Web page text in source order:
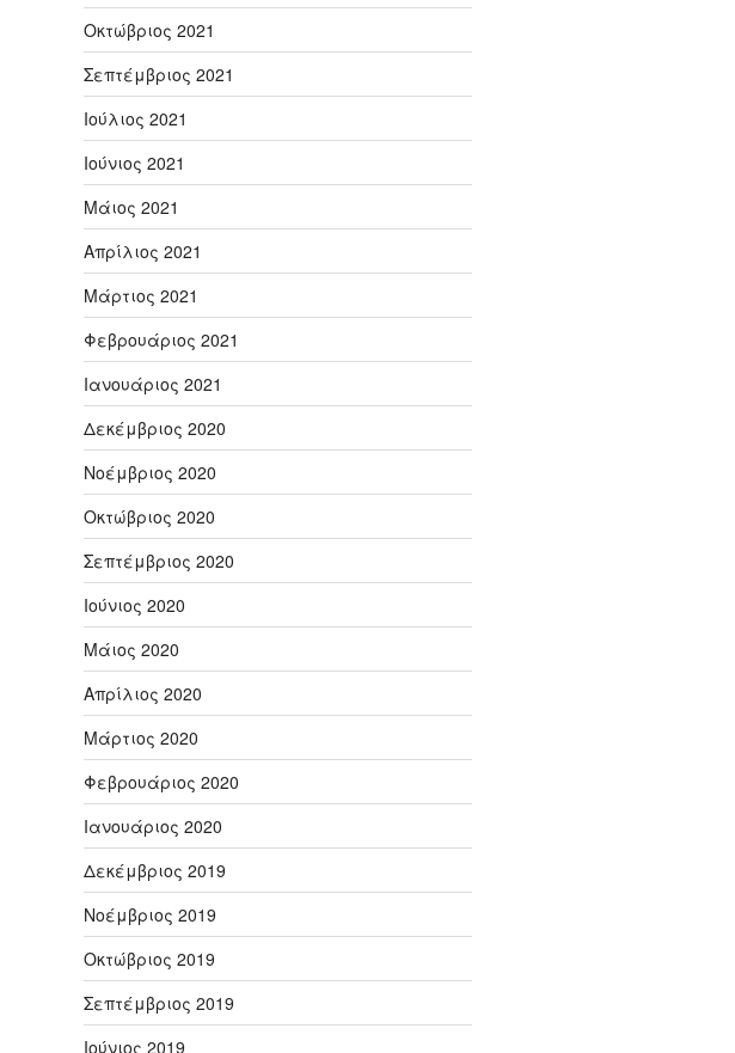
Οκτώβριος 2021
Σεπτέμβριος 2021
Ιούλιος 2021
Ιούνιος 2021
Μάιος 2021
Απρίλιος 2021
Μάρτιος 2021
Φεβρουάριος 2021
Ιανουάριος 2021
Δεκέμβριος 2020
Νοέμβριος 2020
Οκτώβριος 2020
Σεπτέμβριος 2020
Ιούνιος 2020
Μάιος 2020
Απρίλιος 2020
Μάρτιος 2020
Φεβρουάριος 2020
Ιανουάριος 2020
Δεκέμβριος 2019
Νοέμβριος 2019
Οκτώβριος 2019
Σεπτέμβριος 2019
Ιούνιος 2019